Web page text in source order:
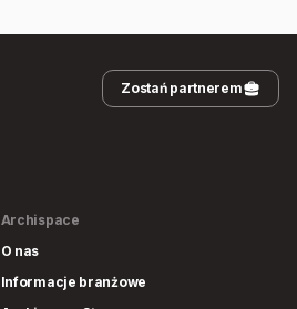
Zostań partnerem
Archispace
O nas
Informacje branżowe